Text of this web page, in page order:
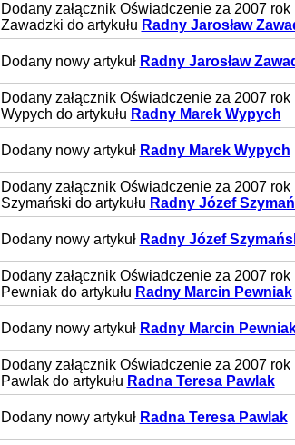
Dodany załącznik Oświadczenie za 2007 rok
Zawadzki do artykułu Radny Jarosław
Dodany nowy artykuł Radny Jarosław
Dodany załącznik Oświadczenie za 2007
Wypych do artykułu Radny Marek Wypych
Dodany nowy artykuł Radny Marek Wypych
Dodany załącznik Oświadczenie za 2007
Szymański do artykułu Radny Józef
Dodany nowy artykuł Radny Józef
Dodany załącznik Oświadczenie za 2007
Pewniak do artykułu Radny Marcin Pewniak
Dodany nowy artykuł Radny Marcin
Dodany załącznik Oświadczenie za 2007 rok
Pawlak do artykułu Radna Teresa Pawlak
Dodany nowy artykuł Radna Teresa Pawlak